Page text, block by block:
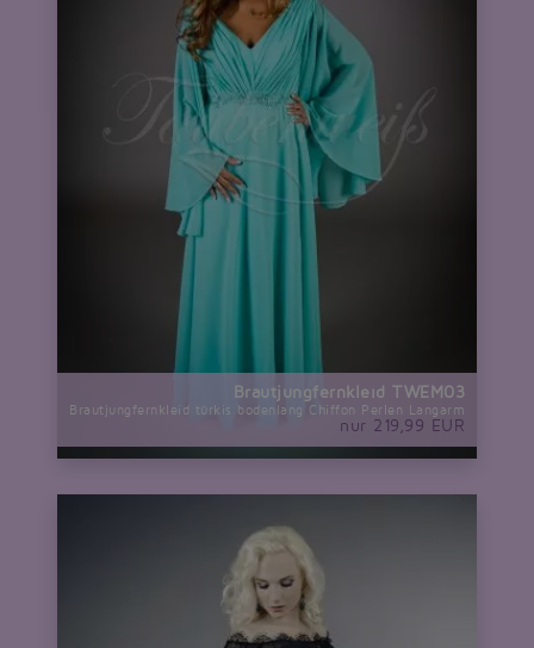
Brautjungfernkleid TWEM03
Brautjungfernkleid türkis bodenlang Chiffon Perlen Langarm
nur 219,99 EUR